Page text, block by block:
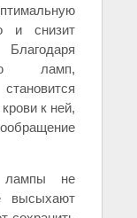
и снизит
ламп,
к ней,
лампы не
высыхают